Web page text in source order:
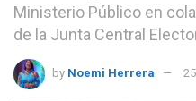
Ministerio Público en
de la Junta Central
by Noemi Herrera